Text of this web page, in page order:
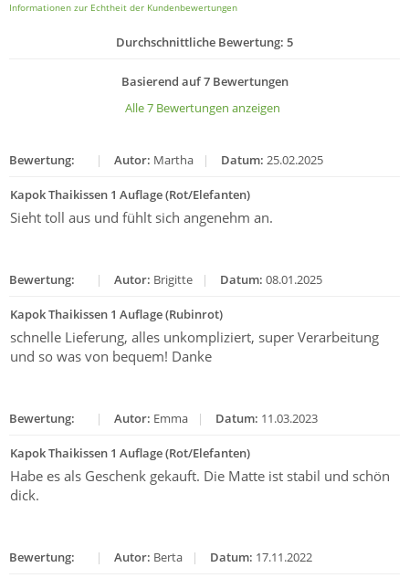
Informationen zur Echtheit der Kundenbewertungen
Durchschnittliche Bewertung: 5
Basierend auf 7 Bewertungen
Alle 7 Bewertungen anzeigen
Bewertung: | Autor: Martha | Datum: 25.02.2025
Kapok Thaikissen 1 Auflage (Rot/Elefanten)
Sieht toll aus und fühlt sich angenehm an.
Bewertung: | Autor: Brigitte | Datum: 08.01.2025
Kapok Thaikissen 1 Auflage (Rubinrot)
schnelle Lieferung, alles unkompliziert, super Verarbeitung
und so was von bequem! Danke
Bewertung: | Autor: Emma | Datum: 11.03.2023
Kapok Thaikissen 1 Auflage (Rot/Elefanten)
Habe es als Geschenk gekauft. Die Matte ist stabil und schön
dick.
Bewertung: | Autor: Berta | Datum: 17.11.2022